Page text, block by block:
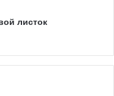
листок